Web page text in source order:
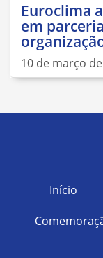
Euroclima
em
10 de março
Início